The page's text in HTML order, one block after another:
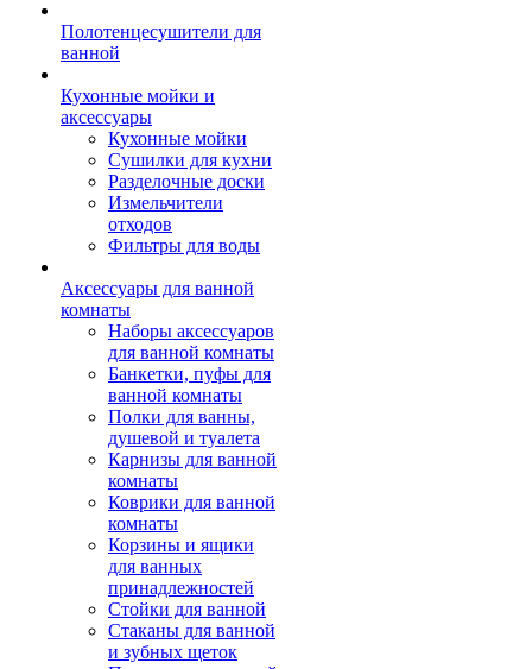
Полотенцесушители для
ванной
Кухонные мойки и
аксессуары
Кухонные мойки
Сушилки для кухни
Разделочные доски
Измельчители
отходов
Фильтры для воды
Аксессуары для ванной
комнаты
Наборы аксессуаров
для ванной комнаты
Банкетки, пуфы для
ванной комнаты
Полки для ванны,
душевой и туалета
Карнизы для ванной
комнаты
Коврики для ванной
комнаты
Корзины и ящики
для ванных
принадлежностей
Стойки для ванной
Стаканы для ванной
и зубных щеток